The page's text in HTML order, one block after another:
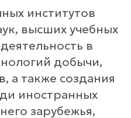
институтов
высших учебных
в
добычи,
а также создания
иностранных
зарубежья,